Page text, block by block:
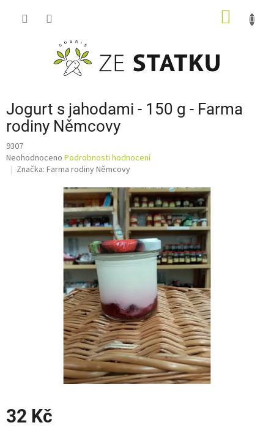
Jogurt s jahodami - 150 g - Farma
rodiny Němcovy
9307
Průměrné
hodnocení
Neohodnoceno Podrobnosti hodnocení
Značka: Farma rodiny Němcovy
32 Kč